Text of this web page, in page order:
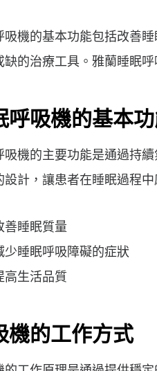
吸機的基本功能包括改善
缺的治療工具。雅蘭睡眠
呼吸機的基本
吸機的主要功能是通過持
設計，讓患者在睡眠過程中
善睡眠質量
少睡眠呼吸障礙的症狀
高生活品質
機的工作方式